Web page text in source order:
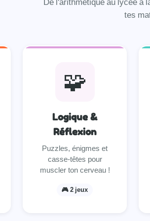
tes
🧩
Logique &
Réflexion
Puzzles, énigmes et
casse-têtes pour
muscler ton cerveau !
🎮 2 jeux